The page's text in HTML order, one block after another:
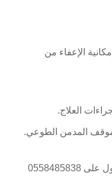
الإعفاء من
العلاج.
موقف المدمن الطوعي.
تواصل معنا الآن عبر الرقم: ⁦0558485838 للحصول على